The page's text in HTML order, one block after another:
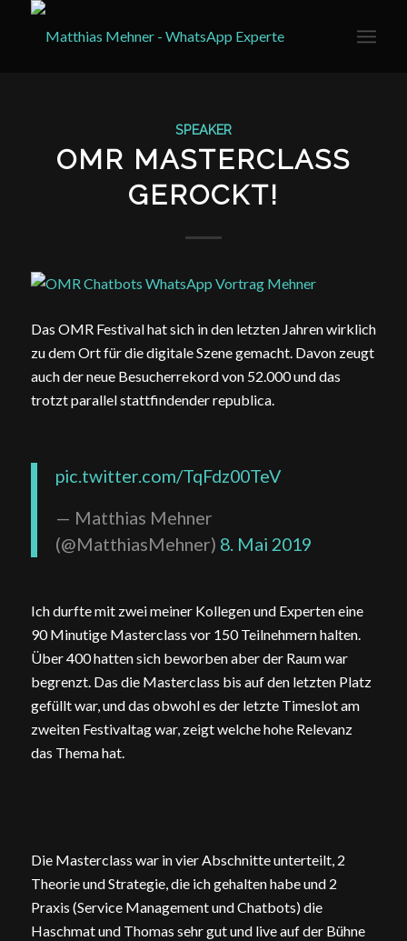
SPEAKER
OMR MASTERCLASS
GEROCKT!
Das OMR Festival hat sich in den letzten Jahren wirklich
zu dem Ort für die digitale Szene gemacht. Davon zeugt
auch der neue Besucherrekord von 52.000 und das
trotzt parallel stattfindender republica.
pic.twitter.com/TqFdz00TeV
— Matthias Mehner
(@MatthiasMehner) 8. Mai 2019
Ich durfte mit zwei meiner Kollegen und Experten eine
90 Minutige Masterclass vor 150 Teilnehmern halten.
Über 400 hatten sich beworben aber der Raum war
begrenzt. Das die Masterclass bis auf den letzten Platz
gefüllt war, und das obwohl es der letzte Timeslot am
zweiten Festivaltag war, zeigt welche hohe Relevanz
das Thema hat.
Die Masterclass war in vier Abschnitte unterteilt, 2
Theorie und Strategie, die ich gehalten habe und 2
Praxis (Service Management und Chatbots) die
Haschmat und Thomas sehr gut und live auf der Bühne